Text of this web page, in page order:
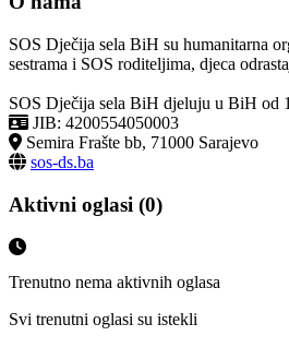
SOS Dječija sela BiH su humanitarna
sestrama i SOS roditeljima, djeca
SOS Dječija sela BiH djeluju u BiH od
JIB: 4200554050003
Semira Frašte bb, 71000 Sarajevo
sos-ds.ba
Aktivni oglasi (0)
Trenutno nema aktivnih oglasa
Svi trenutni oglasi su istekli